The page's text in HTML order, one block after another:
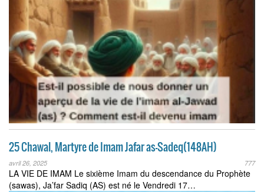
25 Chawal, Martyre de Imam Jafar as-Sadeq(148AH)
avril 26, 2025 777
LA VIE DE IMAM Le sixième Imam du descendance du Prophète
(sawas), Ja’far Sadiq (AS) est né le Vendredi 17…